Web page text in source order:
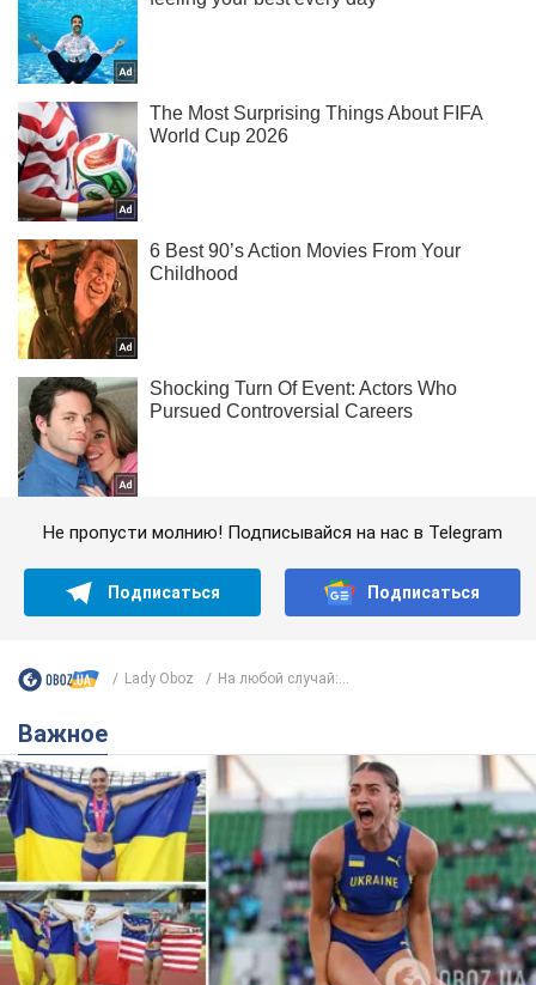
Не пропусти молнию! Подписывайся на нас в Telegram
Подписаться Подписаться
Lady Oboz На любой случай:...
Важное